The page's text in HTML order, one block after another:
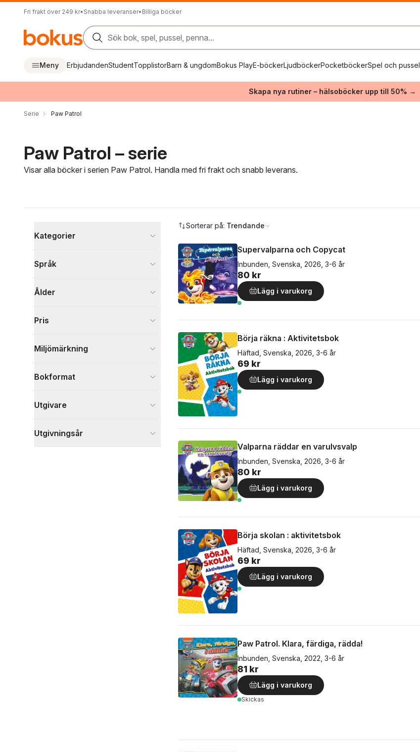
Fri frakt över 249 kr• Snabba leveranser• Billiga böcker
Sök bok, spel, pussel, penna...
Meny ErbjudandenStudentTopplistorBarn & ungdomBokus PlayE-böckerLjudböckerPocketböckerSpel och pussel
Skapa nya rutiner – hälsoböcker upp till 50% →
Serie Paw Patrol
Paw Patrol – serie
Visar alla böcker i serien Paw Patrol. Handla med fri frakt och snabb leverans.
Kategorier
Psykologi och pedagogik
6
Sport, fritid och hobby
3
Visa fler
Språk
Ålder
Pris
Miljömärkning
Bokformat
Utgivare
Utgivningsår
Sorterar på: Trendande
Supervalparna och Copycat
Inbunden, Svenska, 2026, 3-6 år
80 kr
Lägg i varukorg
Börja räkna : Aktivitetsbok
Häftad, Svenska, 2026, 3-6 år
69 kr
Lägg i varukorg
Valparna räddar en varulvsvalp
Inbunden, Svenska, 2026, 3-6 år
80 kr
Lägg i varukorg
Börja skolan : aktivitetsbok
Häftad, Svenska, 2026, 3-6 år
69 kr
Lägg i varukorg
Paw Patrol. Klara, färdiga, rädda!
Inbunden, Svenska, 2022, 3-6 år
81 kr
Lägg i varukorg
Skickas